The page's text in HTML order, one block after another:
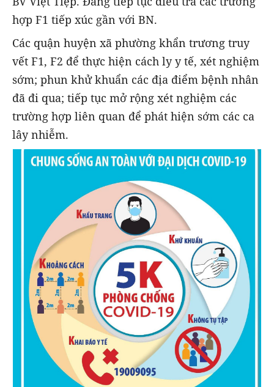
hợp F1 tiếp xúc gần với BN.
Các quận huyện xã phường khẩn trương truy
vết F1, F2 để thực hiện cách ly y tế, xét nghiệm
sớm; phun khử khuẩn các địa điểm bệnh nhân
đã đi qua; tiếp tục mở rộng xét nghiệm các
trường hợp liên quan để phát hiện sớm các ca
lây nhiễm.